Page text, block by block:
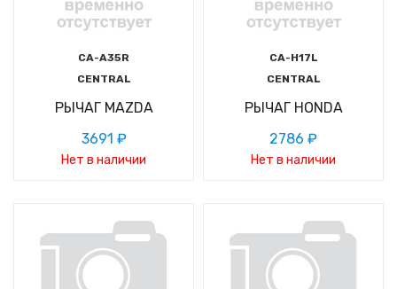
CA-A35R
CENTRAL
РЫЧАГ MAZDA
3691 ₽
Нет в наличии
CA-H17L
CENTRAL
РЫЧАГ HONDA
2786 ₽
Нет в наличии